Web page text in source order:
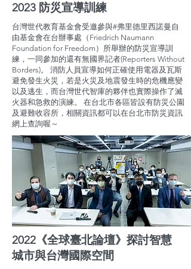
2023 防災宣導訓練
台灣世代教育基金會受邀參與#弗里德里西諾曼自
由基金會在台辦事處（Friedrich Naumann
Foundation for Freedom）所舉辦的防災宣導訓
練，一同參加的還有無國界記者(Reporters Without
Borders)。 消防人員宣導如何正確使用電器及瓦斯
避免發生火災，若是火災及地震發生時的危機應變
以及逃生，而台灣世代智庫的夥伴也實際操作了滅
火器和急救的演練。 在台北市各區皆設有防災公園
及避難收容所，相關資訊都可以在台北市防災資訊
網上查詢喔～
2022《全球臺北論壇》探討智慧
城市與台灣國際空間